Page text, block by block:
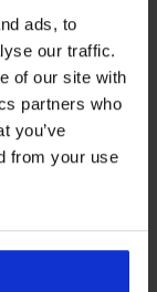
ads, to
our traffic.
of our site with
partners who
you’ve
from your use
bez rukava